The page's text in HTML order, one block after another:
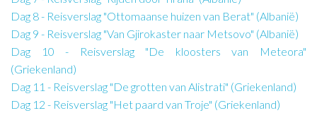
Dag 8 - Reisverslag "Ottomaanse huizen van Berat" (Albanië)
Dag 9 - Reisverslag "Van Gjirokaster naar Metsovo" (Albanië)
Dag 10 - Reisverslag "De kloosters van Meteora"
(Griekenland)
Dag 11 - Reisverslag "De grotten van Alistrati" (Griekenland)
Dag 12 - Reisverslag "Het paard van Troje" (Griekenland)